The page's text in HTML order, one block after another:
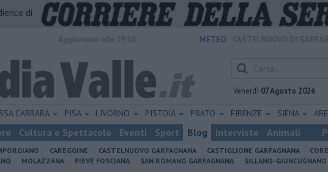
di
METEO:
Venerdì 07 Agosto 2026
CARRARA PISA LIVORNO PISTOIA PRATO FIRENZE SIENA
Cultura e Spettacolo Eventi Sport Blog Interviste Animali
CAREGGINE CASTELNUOVO GARFAGNANA CASTIGLIONE GARFAGNANA
MOLAZZANA PIEVE FOSCIANA SAN ROMANO GARFAGNANA SILLANO-GIUNCUGNANO